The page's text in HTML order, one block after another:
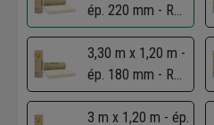
ép. 220 mm - R
6,25
3,30 m x 1,20 m -
ép. 180 mm - R
5,10
3 m x 1,20 m - ép.